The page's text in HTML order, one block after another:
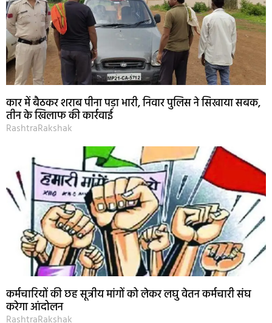
कार में बैठकर शराब पीना पड़ा भारी, निवार पुलिस ने सिखाया सबक,
तीन के खिलाफ की कार्रवाई
RashtraRakshak
कर्मचारियों की छह सूत्रीय मांगों को लेकर लघु वेतन कर्मचारी संघ
करेगा आंदोलन